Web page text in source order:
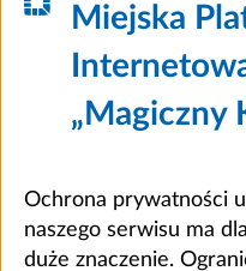
Miejska
„Magiczny
Ochrona prywatności
naszego serwisu ma
duże znaczenie.